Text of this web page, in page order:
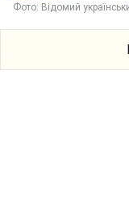
Фото: Відомий